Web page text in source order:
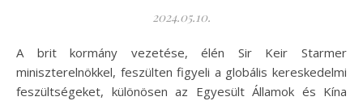
2024.05.10.
A brit kormány vezetése, élén Sir Keir Starmer
miniszterelnökkel, feszülten figyeli a globális kereskedelmi
feszültségeket, különösen az Egyesült Államok és Kína